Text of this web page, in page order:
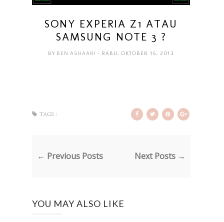
SONY EXPERIA Z1 ATAU
SAMSUNG NOTE 3 ?
BY BEN ASHAARI- RABU, OKTOBER 16, 2013
TAGS :
← Previous Posts Next Posts →
YOU MAY ALSO LIKE